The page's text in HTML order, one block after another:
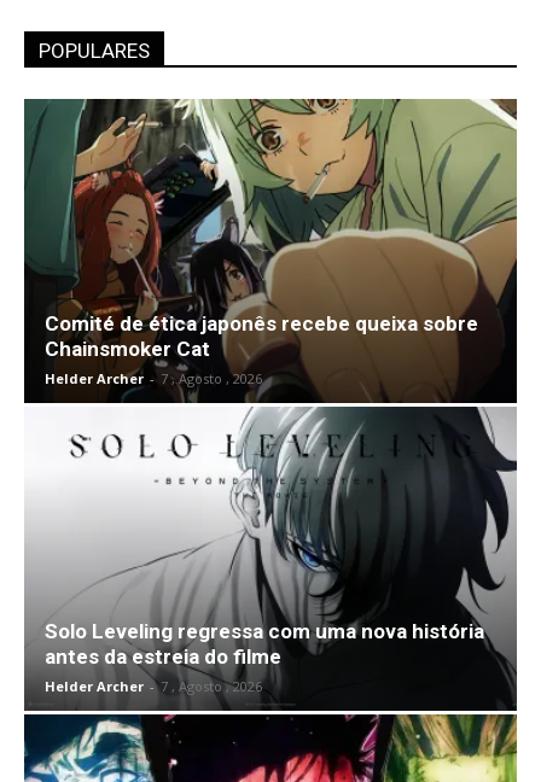
POPULARES
Comité de ética japonês recebe queixa sobre
Chainsmoker Cat
Helder Archer - 7 , Agosto , 2026
Solo Leveling regressa com uma nova história
antes da estreia do filme
Helder Archer - 7 , Agosto , 2026